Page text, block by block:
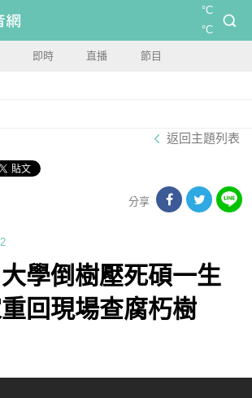
°C
°C
即時 直播 節目
返回主題列表
分享
學倒樹壓死碩一生
回現場查腐朽樹